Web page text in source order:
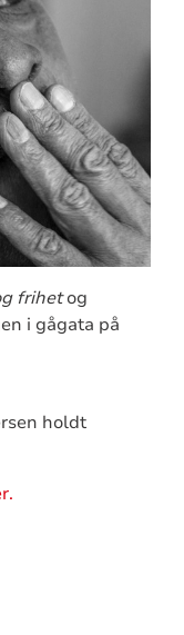
frihetog
i gågata på
holdt